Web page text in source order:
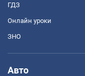
ГДЗ
Онлайн уроки
ЗНО
Авто